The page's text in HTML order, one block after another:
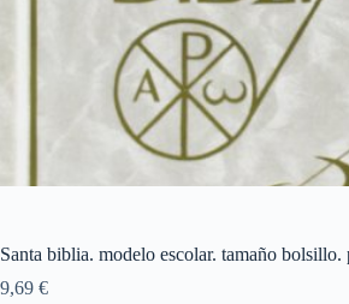
Santa biblia. modelo escolar. tamaño bolsillo.
9,69 €